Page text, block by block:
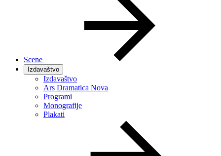
Scene
Izdavaštvo
Izdavaštvo
Ars Dramatica Nova
Programi
Monografije
Plakati